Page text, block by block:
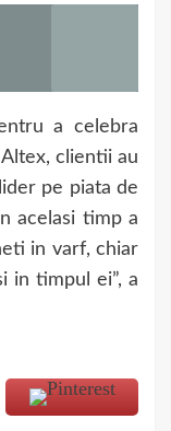
a celebra
clientii au
pe piata de
acelasi timp a
in varf, chiar
in timpul ei”, a